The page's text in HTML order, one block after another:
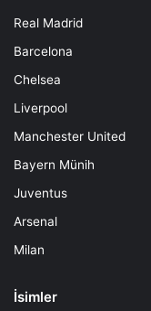
Real Madrid
Barcelona
Chelsea
Liverpool
Manchester United
Bayern Münih
Juventus
Arsenal
Milan
İsimler